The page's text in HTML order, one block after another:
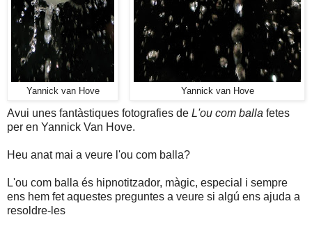
Yannick van Hove
Yannick van Hove
Avui unes fantàstiques fotografies de L'ou com balla fetes
per en Yannick Van Hove.
Heu anat mai a veure l'ou com balla?
L'ou com balla és hipnotitzador, màgic, especial i sempre
ens hem fet aquestes preguntes a veure si algú ens ajuda a
resoldre-les